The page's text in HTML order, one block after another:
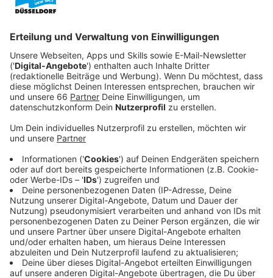
Veröffentlicht:
Geplante Preisanpassungen
Anzeige
Der Grundpreis für die Anfahrt eines Taxis soll von 4,50
Euro auf 5 Euro steigen. Auch der Preis pro
gefahrenem Kilometer soll um 50 Cent erhöht werden,
sodass der Kilometerpreis dann 2,70 Euro beträgt. Der
Aufpreis für Großraumtaxis soll von 7 Euro auf 9 Euro
steigen. Zudem würden die Kosten für Fahrten vom
Flughafen zur Messe von 20 Euro auf 25 Euro erhöht.
Anzeige